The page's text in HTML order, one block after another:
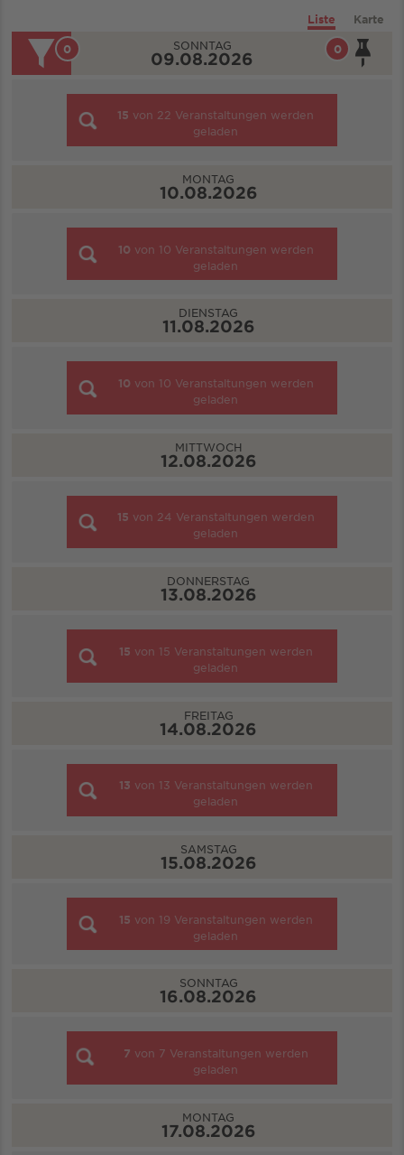
Liste Karte
0
0 SONNTAG
09.08.2026
15 von 22 Veranstaltungen werden
geladen
MONTAG
10.08.2026
10 von 10 Veranstaltungen werden
geladen
DIENSTAG
11.08.2026
10 von 10 Veranstaltungen werden
geladen
MITTWOCH
12.08.2026
15 von 24 Veranstaltungen werden
geladen
DONNERSTAG
13.08.2026
15 von 15 Veranstaltungen werden
geladen
FREITAG
14.08.2026
13 von 13 Veranstaltungen werden
geladen
SAMSTAG
15.08.2026
15 von 19 Veranstaltungen werden
geladen
SONNTAG
16.08.2026
7 von 7 Veranstaltungen werden
geladen
MONTAG
17.08.2026